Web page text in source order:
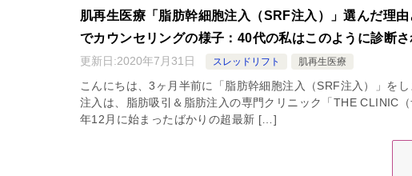
肌再生医療「脂肪幹細胞注入（SRF注入）」選んだ理
でカウンセリングの様子：40代の私はこのように診断さ
更新日:2020年7月31日 スレッドリフト 肌再生医療
こんにちは、3ヶ月半前に「脂肪幹細胞注入（SRF注入）」を
注入は、脂肪吸引＆脂肪注入の専門クリニック「THE CLINIC
年12月に始まったばかりの超最新 […]